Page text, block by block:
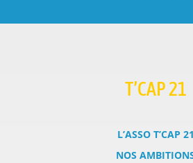
T’CAP 21
L’ASSO T’CAP 21
NOS